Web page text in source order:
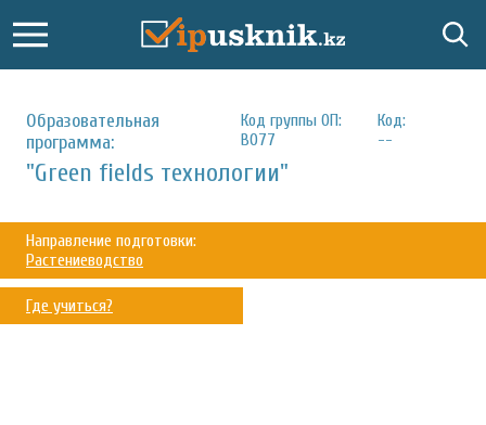
Образовательная
программа:
Код группы ОП:
B077
Код:
--
"Green fields технологии"
Направление подготовки:
Растениеводство
Где учиться?